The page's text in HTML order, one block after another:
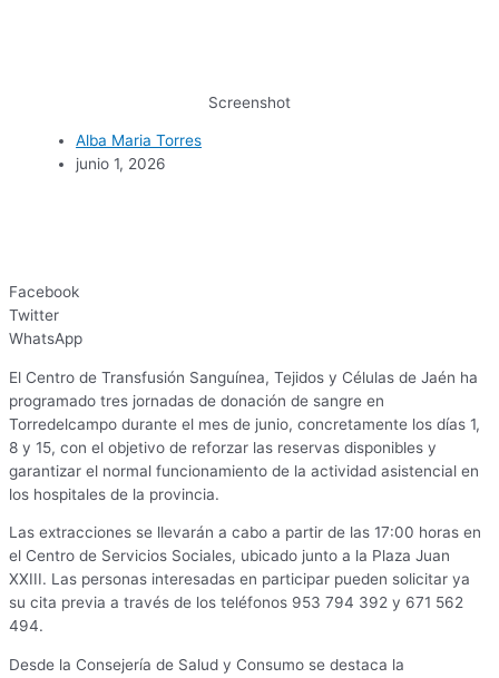
Screenshot
Alba Maria Torres
junio 1, 2026
Facebook
Twitter
WhatsApp
El Centro de Transfusión Sanguínea, Tejidos y Células de Jaén ha
programado tres jornadas de donación de sangre en
Torredelcampo durante el mes de junio, concretamente los días 1,
8 y 15, con el objetivo de reforzar las reservas disponibles y
garantizar el normal funcionamiento de la actividad asistencial en
los hospitales de la provincia.
Las extracciones se llevarán a cabo a partir de las 17:00 horas en
el Centro de Servicios Sociales, ubicado junto a la Plaza Juan
XXIII. Las personas interesadas en participar pueden solicitar ya
su cita previa a través de los teléfonos 953 794 392 y 671 562
494.
Desde la Consejería de Salud y Consumo se destaca la